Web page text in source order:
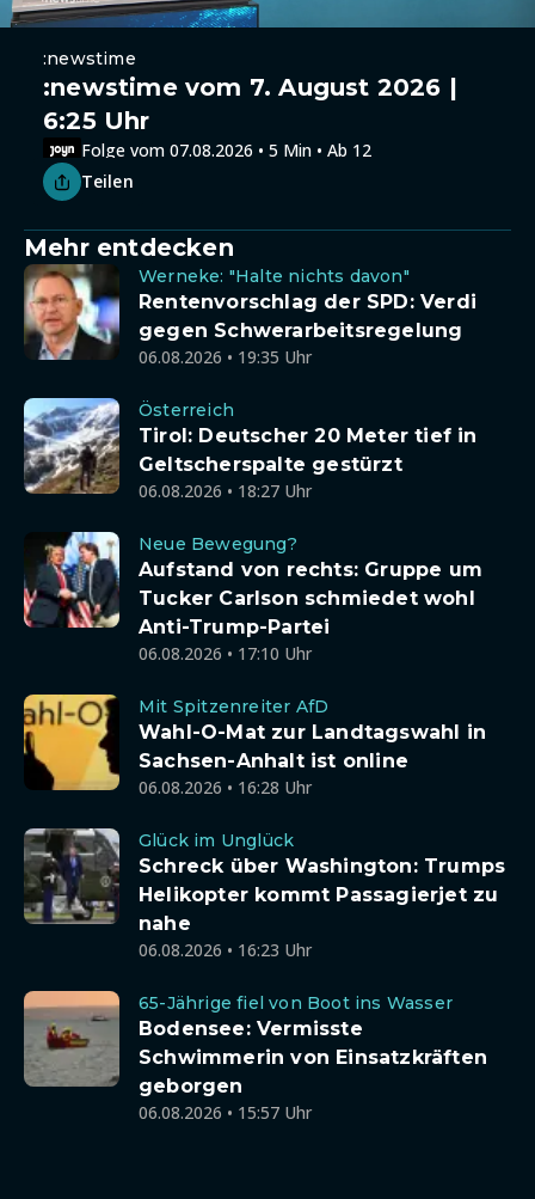
:newstime
:newstime vom 7. August 2026 |
6:25 Uhr
Folge vom 07.08.2026 • 5 Min • Ab 12
Teilen
Mehr entdecken
Werneke: "Halte nichts davon"
Rentenvorschlag der SPD: Verdi
gegen Schwerarbeitsregelung
06.08.2026 • 19:35 Uhr
Österreich
Tirol: Deutscher 20 Meter tief in
Geltscherspalte gestürzt
06.08.2026 • 18:27 Uhr
Neue Bewegung?
Aufstand von rechts: Gruppe um
Tucker Carlson schmiedet wohl
Anti-Trump-Partei
06.08.2026 • 17:10 Uhr
Mit Spitzenreiter AfD
Wahl-O-Mat zur Landtagswahl in
Sachsen-Anhalt ist online
06.08.2026 • 16:28 Uhr
Glück im Unglück
Schreck über Washington: Trumps
Helikopter kommt Passagierjet zu
nahe
06.08.2026 • 16:23 Uhr
65-Jährige fiel von Boot ins Wasser
Bodensee: Vermisste
Schwimmerin von Einsatzkräften
geborgen
06.08.2026 • 15:57 Uhr